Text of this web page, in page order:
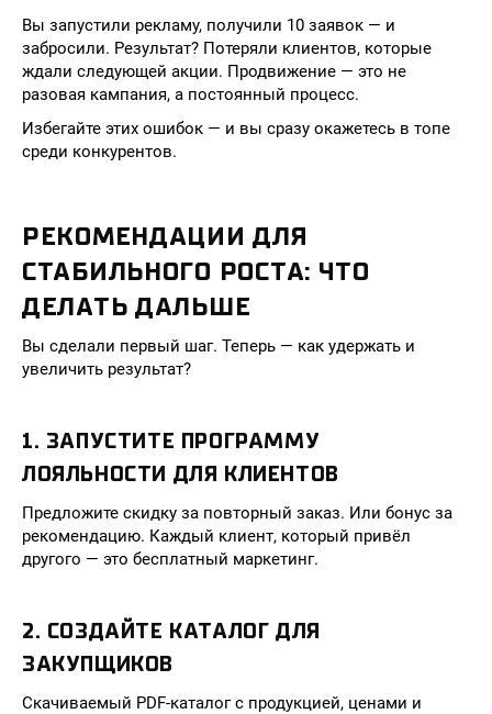
Вы запустили рекламу, получили 10 заявок — и
забросили. Результат? Потеряли клиентов, которые
ждали следующей акции. Продвижение — это не
разовая кампания, а постоянный процесс.
Избегайте этих ошибок — и вы сразу окажетесь в топе
среди конкурентов.
РЕКОМЕНДАЦИИ ДЛЯ
СТАБИЛЬНОГО РОСТА: ЧТО
ДЕЛАТЬ ДАЛЬШЕ
Вы сделали первый шаг. Теперь — как удержать и
увеличить результат?
1. ЗАПУСТИТЕ ПРОГРАММУ
ЛОЯЛЬНОСТИ ДЛЯ КЛИЕНТОВ
Предложите скидку за повторный заказ. Или бонус за
рекомендацию. Каждый клиент, который привёл
другого — это бесплатный маркетинг.
2. СОЗДАЙТЕ КАТАЛОГ ДЛЯ
ЗАКУПЩИКОВ
Скачиваемый PDF-каталог с продукцией, ценами и